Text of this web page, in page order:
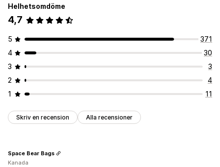
Helhetsomdöme
4,7
5
371
4
30
3
3
2
4
1
11
Skriv en recension Alla recensioner
Space Bear Bags
Kanada